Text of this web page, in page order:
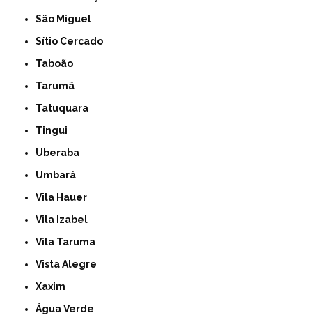
São Miguel
Sítio Cercado
Taboão
Tarumã
Tatuquara
Tingui
Uberaba
Umbará
Vila Hauer
Vila Izabel
Vila Taruma
Vista Alegre
Xaxim
Água Verde